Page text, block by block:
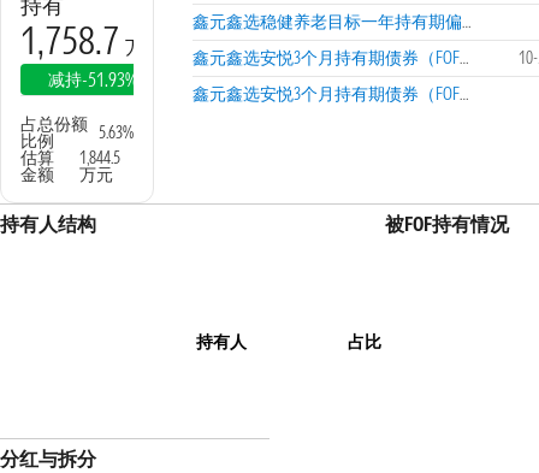
1,758.7 万份
减持-51.93%
占总份额
比例
5.63%
估算
金额
1,844.5
万元
鑫元鑫选稳健养老目标一年持有期偏债混合（FOF）Y
鑫元鑫选安悦3个月持有期债券（FOF）A
鑫元鑫选安悦3个月持有期债券（FOF）C
持有人结构
持有人 占比
被FOF持有情况
分红与拆分